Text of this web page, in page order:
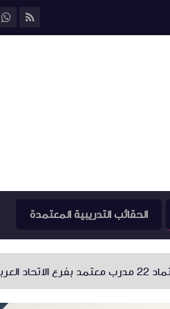
الحقائب التدريبية المعتمدة